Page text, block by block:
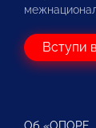
Вступи
Об «ОПОРЕ